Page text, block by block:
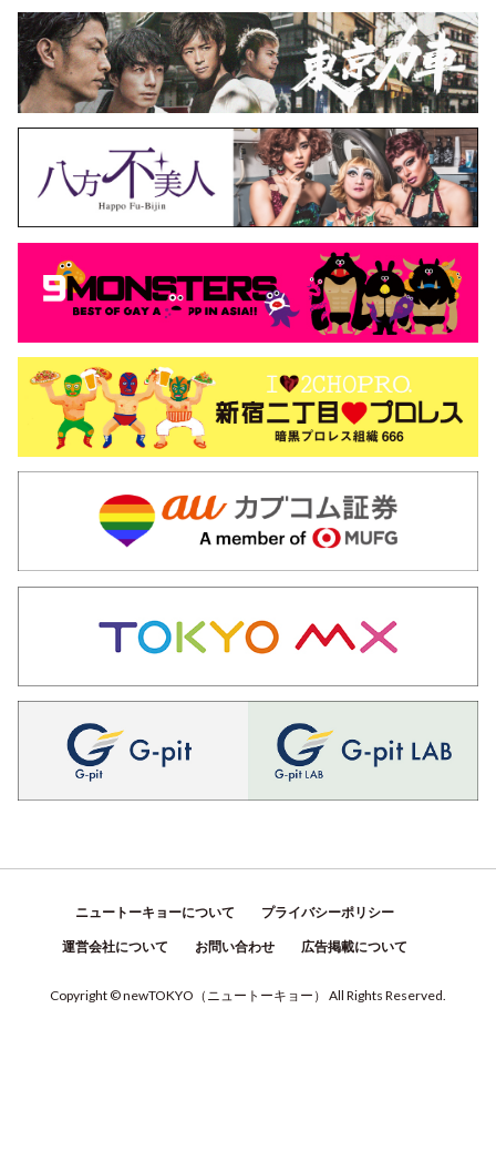
ニュートーキョーについて プライバシーポリシー
運営会社について お問い合わせ 広告掲載について
Copyright © newTOKYO （ ニュートーキョー ） All Rights Reserved.